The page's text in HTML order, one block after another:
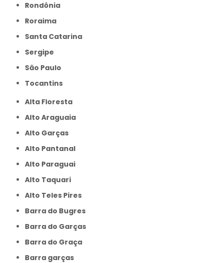
Rondônia
Roraima
Santa Catarina
Sergipe
São Paulo
Tocantins
Alta Floresta
Alto Araguaia
Alto Garças
Alto Pantanal
Alto Paraguai
Alto Taquari
Alto Teles Pires
Barra do Bugres
Barra do Garças
Barra do Graça
Barra garças